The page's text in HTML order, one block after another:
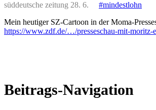
süddeutsche zeitung 28. 6. #mindestlohn
Mein heutiger SZ-Cartoon in der Moma-
https://www.zdf.de/…/presseschau-mit-
Beitrags-Navigation